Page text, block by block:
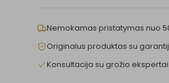
Nemokamas pristatymas nuo
Originalus produktas su
Konsultacija su grožio